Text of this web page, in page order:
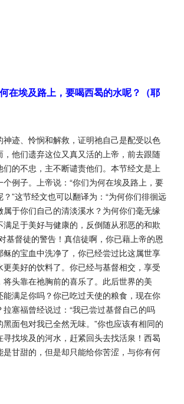
在埃及路上，要喝西曷的水呢？（耶
神迹、怜悯和解救，证明祂自己是配受以色
，他们遗弃这位又真又活的上帝，前去跟随
们的不忠，主不断谴责他们。本节经文是上
例子。上帝说：“你们为何在埃及路上，要
”这节经文也可以翻译为：“为何你们徘徊远
属于你们自己的清淡溪水？为何你们毫无缘
满足于美好与健康的，反倒随从邪恶的和欺
基督徒的警告！真信徒啊，你已藉上帝的恩
稣的宝血中洗净了，你已经尝过比这属世享
更美好的饮料了。你已经与基督相交，享受
头靠在祂胸前的喜乐了。此后世界的美
能满足你吗？你已吃过天使的粮食，现在你
塞福曾经说过：“我已尝过基督自己的吗
面包对我已全然无味。”你也应该有相同的
找埃及的河水，赶紧回头去找活泉！西曷
是甘甜的，但是却只能给你苦涩，与你有何